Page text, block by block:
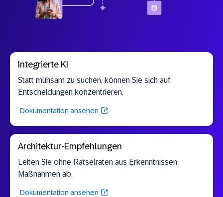
Integrierte KI
Statt mühsam zu suchen, können Sie sich auf
Entscheidungen konzentrieren.
Dokumentation ansehen
Architektur-Empfehlungen
Leiten Sie ohne Rätselraten aus Erkenntnissen
Maßnahmen ab.
Dokumentation ansehen